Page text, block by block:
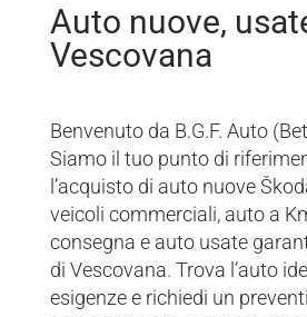
Auto nuove,
Vescovana
Benvenuto da B.G.F. Auto
Siamo il tuo punto di
l’acquisto di auto nuove
veicoli commerciali, auto a
consegna e auto usate
di Vescovana. Trova l’auto
esigenze e richiedi un